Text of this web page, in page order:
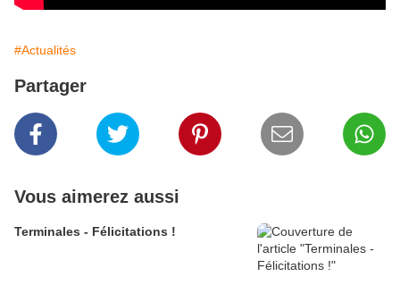
#Actualités
Partager
Vous aimerez aussi
Terminales - Félicitations !